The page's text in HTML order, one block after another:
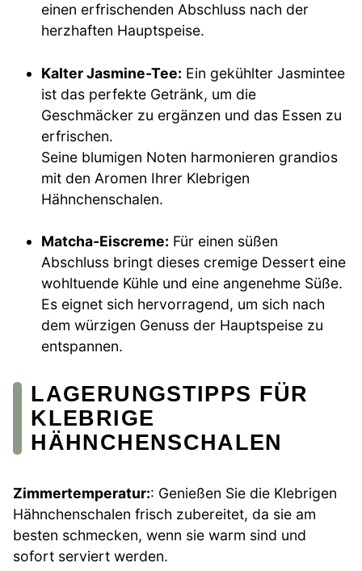
einen erfrischenden Abschluss nach der
herzhaften Hauptspeise.
Kalter Jasmine-Tee: Ein gekühlter Jasmintee
ist das perfekte Getränk, um die
Geschmäcker zu ergänzen und das Essen zu
erfrischen.
Seine blumigen Noten harmonieren grandios
mit den Aromen Ihrer Klebrigen
Hähnchenschalen.
Matcha-Eiscreme: Für einen süßen
Abschluss bringt dieses cremige Dessert eine
wohltuende Kühle und eine angenehme Süße.
Es eignet sich hervorragend, um sich nach
dem würzigen Genuss der Hauptspeise zu
entspannen.
LAGERUNGSTIPPS FÜR
KLEBRIGE
HÄHNCHENSCHALEN
Zimmertemperatur:: Genießen Sie die Klebrigen
Hähnchenschalen frisch zubereitet, da sie am
besten schmecken, wenn sie warm sind und
sofort serviert werden.